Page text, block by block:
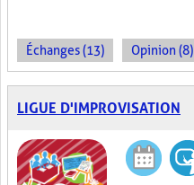
Échanges (13) Opinion (8)
LIGUE D'IMPROVISATION